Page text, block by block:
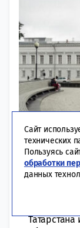
00:08 | 31-
При этом
высокий
досье.
Сайт
технических
Пользуясь
обработки
данных